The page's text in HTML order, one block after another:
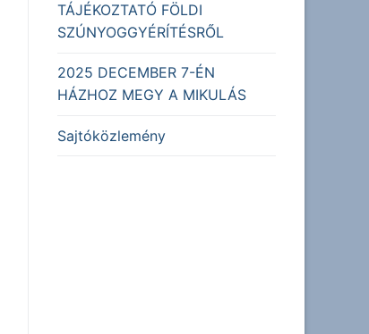
TÁJÉKOZTATÓ FÖLDI
SZÚNYOGGYÉRÍTÉSRŐL
2025 DECEMBER 7-ÉN
HÁZHOZ MEGY A MIKULÁS
Sajtóközlemény